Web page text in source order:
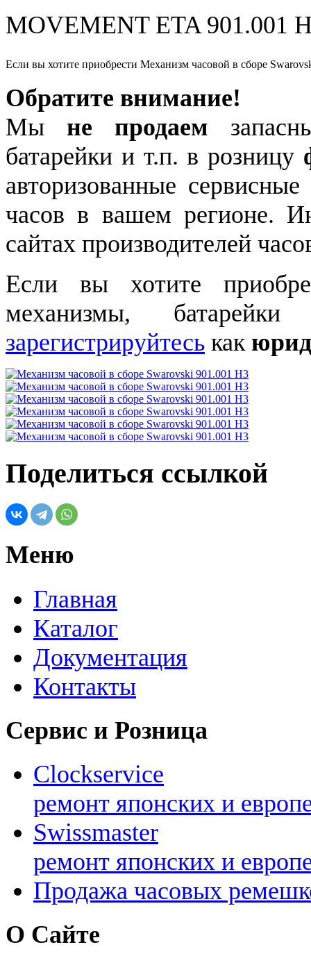
MOVEMENT ETA 901.001
Если вы хотите приобрести Механизм часовой в сборе
Обратите внимание!
Мы не продаем
батарейки и т.п. в розницу
авторизованные
часов в вашем регионе.
сайтах производителей
Если вы хотите
механизмы,
зарегистрируйтесь как
Поделиться ссылкой
Меню
Главная
Каталог
Документация
Контакты
Сервис и Розница
Clockservice
ремонт японских и
Swissmaster
ремонт японских и
Продажа часовых
О Сайте